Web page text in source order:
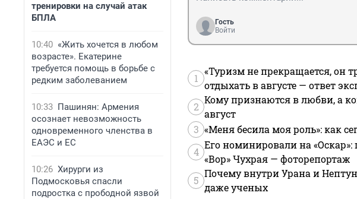
тренировки на случай атак
БПЛА
10:40 «Жить хочется в любом
возрасте». Екатерине
требуется помощь в борьбе с
редким заболеванием
10:33 Пашинян: Армения
осознает невозможность
одновременного членства в
ЕАЭС и ЕС
10:26 Хирурги из
Подмосковья спасли
подростка с прободной язвой
Гость
Войти
1
«Туризм не прекращается, он
отдыхать в августе — ответ
2
Кому признаются в любви, а
август
3 «Меня бесила моя роль»: как
4
Его номинировали на
«Вор» Чухрая — фоторепортаж
5
Почему внутри Урана и
даже ученых